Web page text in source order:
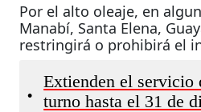
Por el alto oleaje, en
Manabí, Santa Elena,
restringirá o prohibirá el
•
Extienden el servicio
turno hasta el 31 de